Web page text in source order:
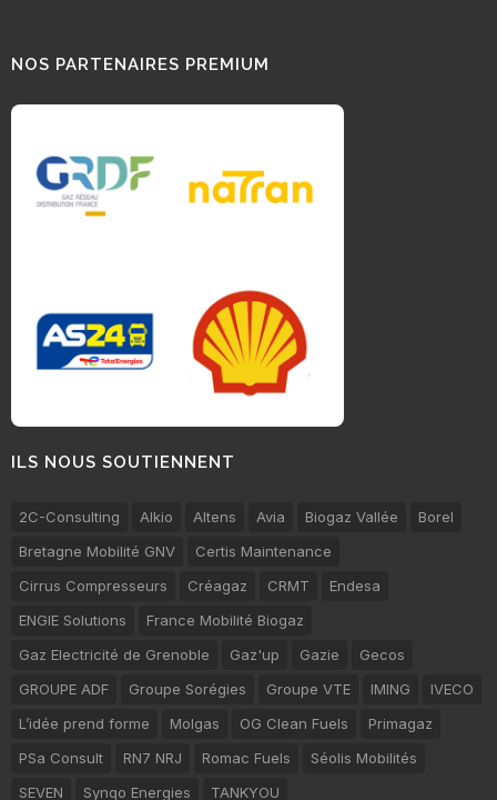
NOS PARTENAIRES PREMIUM
ILS NOUS SOUTIENNENT
2C-Consulting Alkio Altens Avia Biogaz Vallée
Borel
Bretagne Mobilité GNV
Certis Maintenance
Cirrus Compresseurs
Créagaz CRMT
Endesa
ENGIE Solutions
France Mobilité Biogaz
Gaz Electricité de Grenoble
Gaz'up Gazie
Gecos
GROUPE ADF
Groupe Sorégies Groupe VTE IMING
IVECO
L’idée prend forme
Molgas OG Clean Fuels
Primagaz
PSa Consult
RN7 NRJ Romac Fuels
Séolis Mobilités
SEVEN
Synqo Energies TANKYOU